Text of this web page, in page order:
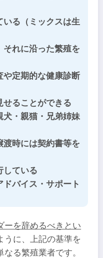
いる（ミックスは生
それに沿った繁殖を
や定期的な健康診断
せることができる
犬・親猫・兄弟姉妹
渡時には契約書等を
している
ドバイス・サポート
ーを辞めるべきとい
うに、上記の基準を
る繁殖業者です。